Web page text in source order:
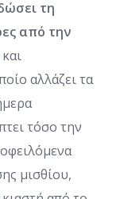
τη
από την
αλλάζει τα
τόσο την
μισθίου,